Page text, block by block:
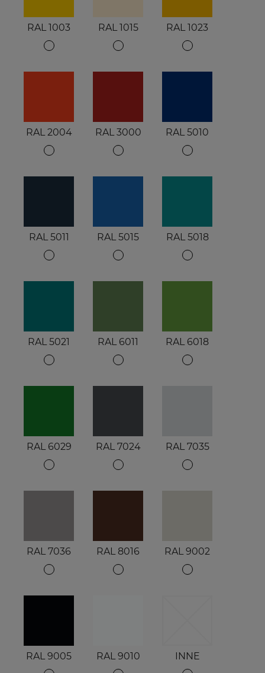
RAL 1003 RAL 1015 RAL 1023
RAL 2004 RAL 3000 RAL 5010
RAL 5011 RAL 5015 RAL 5018
RAL 5021 RAL 6011 RAL 6018
RAL 6029 RAL 7024 RAL 7035
RAL 7036 RAL 8016 RAL 9002
RAL 9005 RAL 9010 INNE